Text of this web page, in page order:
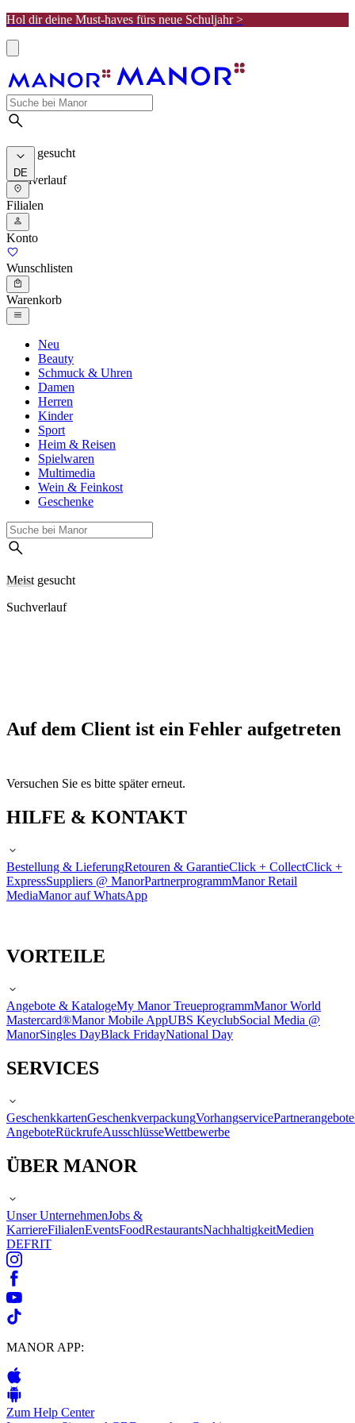
Hol dir deine Must-haves fürs neue Schuljahr >
Meist gesucht
Suchverlauf
DE
Filialen
Konto
Wunschlisten
Warenkorb
Neu
Beauty
Schmuck & Uhren
Damen
Herren
Kinder
Sport
Heim & Reisen
Spielwaren
Multimedia
Wein & Feinkost
Geschenke
Meist gesucht
Suchverlauf
Auf dem Client ist ein Fehler aufgetreten
Versuchen Sie es bitte später erneut.
HILFE & KONTAKT
Bestellung & LieferungRetouren & GarantieClick + CollectClick +
ExpressSuppliers @ ManorPartnerprogrammManor Retail
MediaManor auf WhatsApp
VORTEILE
Angebote & KatalogeMy Manor TreueprogrammManor World
Mastercard®Manor Mobile AppUBS KeyclubSocial Media @
ManorSingles DayBlack FridayNational Day
SERVICES
GeschenkkartenGeschenkverpackungVorhangservicePartnerangebote
AngeboteRückrufeAusschlüsseWettbewerbe
ÜBER MANOR
Unser UnternehmenJobs &
KarriereFilialenEventsFoodRestaurantsNachhaltigkeitMedien
DEFRIT
MANOR APP:
Zum Help Center